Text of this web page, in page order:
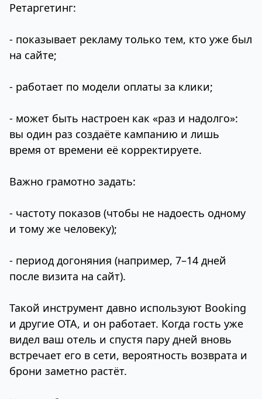
Ретаргетинг:
- показывает рекламу только тем, кто уже был
на сайте;
- работает по модели оплаты за клики;
- может быть настроен как «раз и надолго»:
вы один раз создаёте кампанию и лишь
время от времени её корректируете.
Важно грамотно задать:
- частоту показов (чтобы не надоесть одному
и тому же человеку);
- период догоняния (например, 7–14 дней
после визита на сайт).
Такой инструмент давно используют Booking
и другие OTA, и он работает. Когда гость уже
видел ваш отель и спустя пару дней вновь
встречает его в сети, вероятность возврата и
брони заметно растёт.